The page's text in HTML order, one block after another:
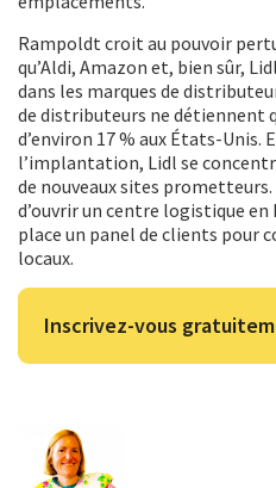
Rampoldt croit au pouvoir
qu’Aldi, Amazon et, bien sûr,
dans les marques de
de distributeurs ne détiennent
d’environ 17 % aux États-Unis.
l’implantation, Lidl se
de nouveaux sites
d’ouvrir un centre logistique
place un panel de clients pour
locaux.
Inscrivez-vous